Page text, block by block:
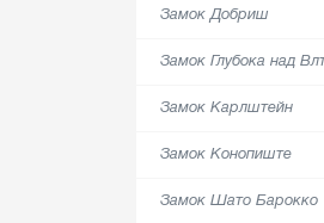
Замок Добриш
Замок Глубока над
Замок Карлштейн
Замок Конопиште
Замок Шато Барокко